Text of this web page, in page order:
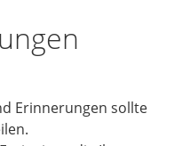
Erinnerungen sollte